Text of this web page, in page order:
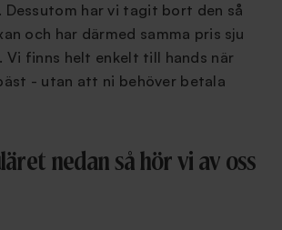
Dessutom har vi tagit bort den så
och har därmed samma pris sju
Vi finns helt enkelt till hands när
- utan att ni behöver betala
nedan så hör vi av oss